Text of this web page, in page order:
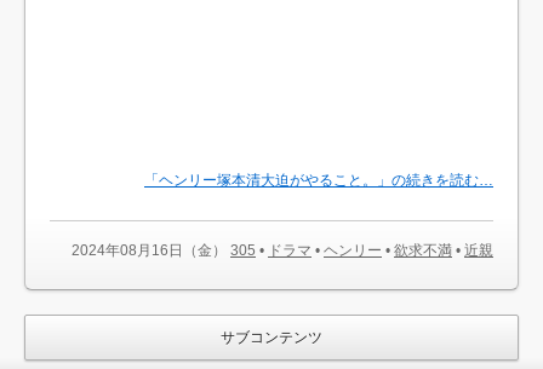
「ヘンリー塚本清大迫がやること。」の続きを読む…
2024年08月16日（金） 305 • ドラマ • ヘンリー • 欲求不満 • 近親
サブコンテンツ